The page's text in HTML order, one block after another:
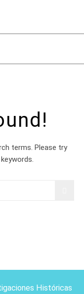
terms. Please try
Históricas